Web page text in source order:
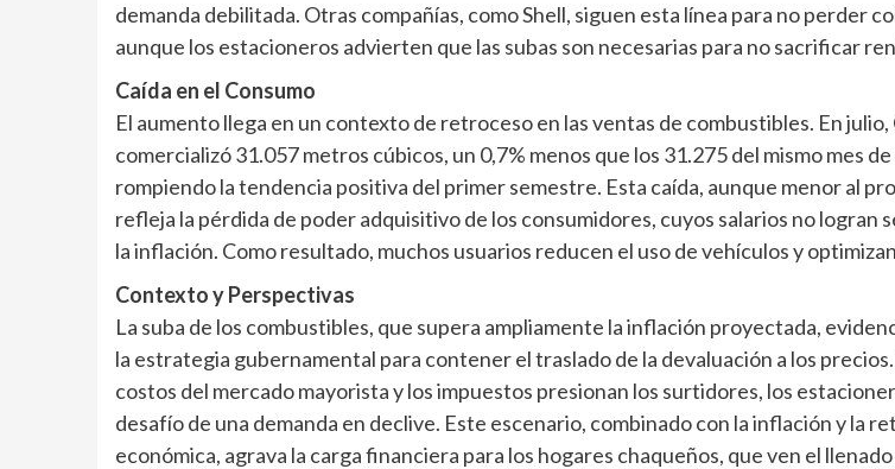
demanda debilitada. Otras compañías, como Shell, siguen esta línea para no perder
aunque los estacioneros advierten que las subas son necesarias para no sacrificar
Caída en el Consumo
El aumento llega en un contexto de retroceso en las ventas de combustibles. En julio,
comercializó 31.057 metros cúbicos, un 0,7% menos que los 31.275 del mismo mes
rompiendo la tendencia positiva del primer semestre. Esta caída, aunque menor al
refleja la pérdida de poder adquisitivo de los consumidores, cuyos salarios no logran
la inflación. Como resultado, muchos usuarios reducen el uso de vehículos y
Contexto y Perspectivas
La suba de los combustibles, que supera ampliamente la inflación proyectada,
la estrategia gubernamental para contener el traslado de la devaluación a los
costos del mercado mayorista y los impuestos presionan los surtidores, los
desafío de una demanda en declive. Este escenario, combinado con la inflación y la
económica, agrava la carga financiera para los hogares chaqueños, que ven el